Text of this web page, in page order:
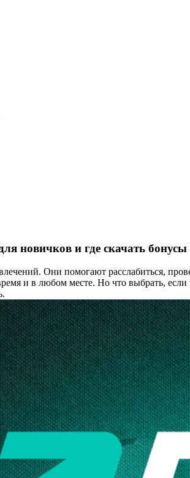
новичков и где скачать бонусы
Они помогают расслабиться,
и в любом месте. Но что выбрать,